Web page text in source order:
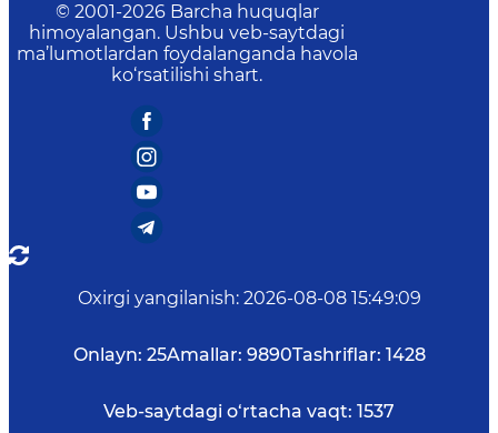
© 2001-2026 Barcha huquqlar
himoyalangan. Ushbu veb-saytdagi
ma’lumotlardan foydalanganda havola
ko‘rsatilishi shart.
Oxirgi yangilanish: 2026-08-08 15:49:09
Onlayn: 25Amallar: 9890Tashriflar: 1428
Veb-saytdagi o‘rtacha vaqt: 1537